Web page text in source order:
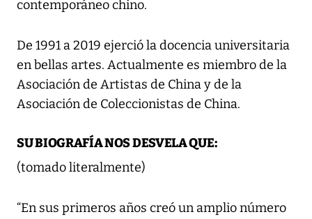
contemporáneo chino.
De 1991 a 2019 ejerció la docencia universitaria
en bellas artes. Actualmente es miembro de la
Asociación de Artistas de China y de la
Asociación de Coleccionistas de China.
SU BIOGRAFÍA NOS DESVELA QUE:
(tomado literalmente)
“En sus primeros años creó un amplio número